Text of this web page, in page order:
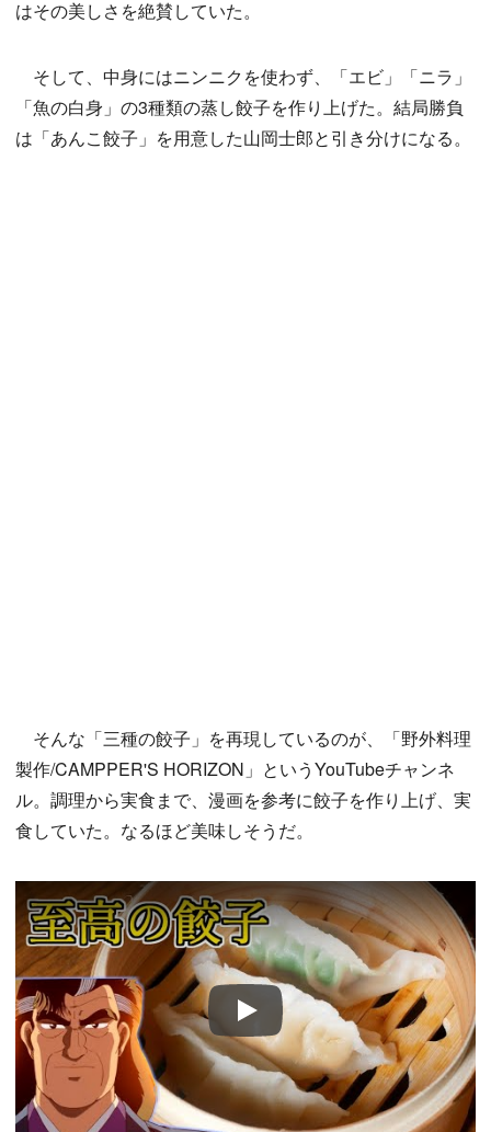
はその美しさを絶賛していた。
そして、中身にはニンニクを使わず、「エビ」「ニラ」
「魚の白身」の3種類の蒸し餃子を作り上げた。結局勝負
は「あんこ餃子」を用意した山岡士郎と引き分けになる。
そんな「三種の餃子」を再現しているのが、「野外料理
製作/CAMPPER'S HORIZON」というYouTubeチャンネ
ル。調理から実食まで、漫画を参考に餃子を作り上げ、実
食していた。なるほど美味しそうだ。
Play